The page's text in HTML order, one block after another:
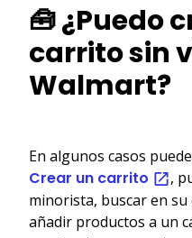
🧰 ¿Puedo
carrito sin
Walmart?
En algunos casos
Crear un carrito
,
minorista, buscar en
añadir productos a un